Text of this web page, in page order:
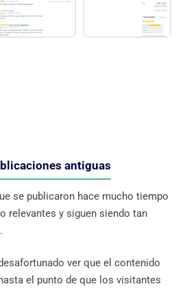
antiguas
se publicaron hace mucho tiempo
relevantes y siguen siendo tan
ver que el contenido
el punto de que los visitantes